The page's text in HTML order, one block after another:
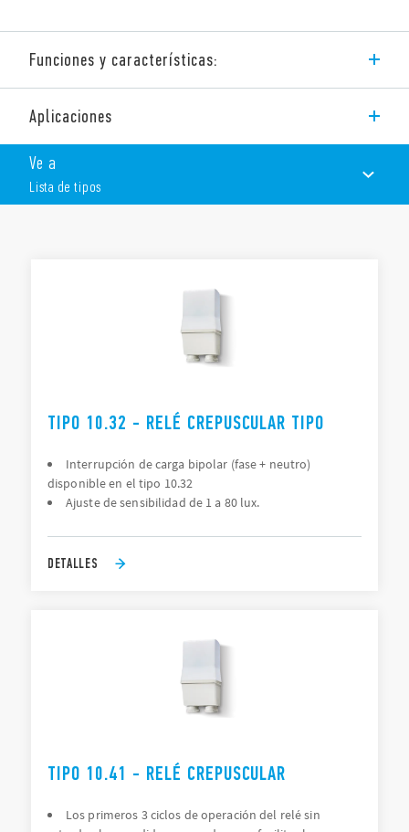
Funciones y características:
1 o 2 contactos
Doble interrupción
Grado de protección IP54
Variante especial que cumple con las especificaciones
Aplicaciones
Ve a
Lista de tipos
TIPO 10.32 - RELÉ CREPUSCULAR TIPO
Interrupción de carga bipolar (fase + neutro)
disponible en el tipo 10.32
Ajuste de sensibilidad de 1 a 80 lux.
DETALLES
TIPO 10.41 - RELÉ CREPUSCULAR
Los primeros 3 ciclos de operación del relé sin